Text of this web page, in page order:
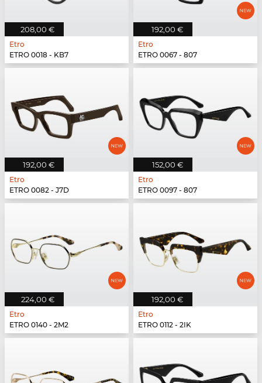
208,00 €
Etro
ETRO 0018 - KB7
192,00 €
Etro
ETRO 0067 - 807
192,00 €
Etro
ETRO 0082 - J7D
152,00 €
Etro
ETRO 0097 - 807
224,00 €
Etro
ETRO 0140 - 2M2
192,00 €
Etro
ETRO 0112 - 2IK